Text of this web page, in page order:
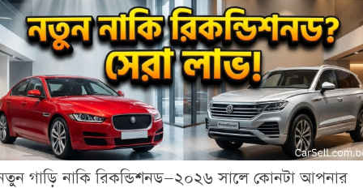
গাড়ি নাকি রিকন্ডিশনড—২০২৬ সালে কোনটা আপনার